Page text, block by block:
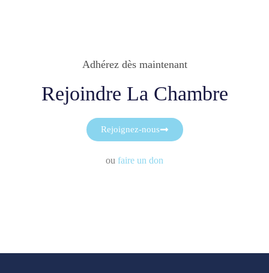
Adhérez dès maintenant
Rejoindre La Chambre
Rejoignez-nous
ou faire un don